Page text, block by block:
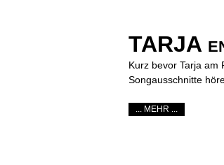
TARJA
Kurz bevor Tarja am
Songausschnitte
... MEHR ...